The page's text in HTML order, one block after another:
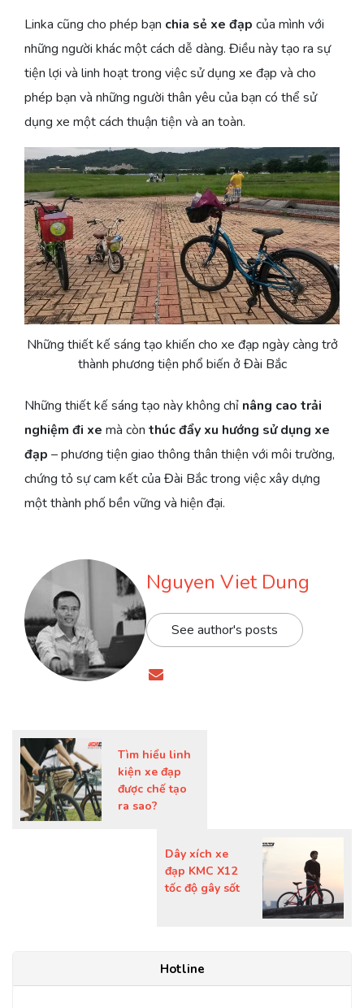
Linka cũng cho phép bạn chia sẻ xe đạp của mình với
những người khác một cách dễ dàng. Điều này tạo ra sự
tiện lợi và linh hoạt trong việc sử dụng xe đạp và cho
phép bạn và những người thân yêu của bạn có thể sử
dụng xe một cách thuận tiện và an toàn.
Những thiết kế sáng tạo khiến cho xe đạp ngày càng trở
thành phương tiện phổ biến ở Đài Bắc
Những thiết kế sáng tạo này không chỉ nâng cao trải
nghiệm đi xe mà còn thúc đẩy xu hướng sử dụng xe
đạp – phương tiện giao thông thân thiện với môi trường,
chứng tỏ sự cam kết của Đài Bắc trong việc xây dựng
một thành phố bền vững và hiện đại.
Nguyen Viet Dung
See author's posts
Tìm hiểu linh
kiện xe đạp
được chế tạo
ra sao?
Dây xích xe
đạp KMC X12
tốc độ gây sốt
Hotline